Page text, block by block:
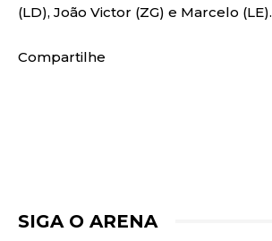
(LD), João Victor (ZG) e Marcelo (LE).
Compartilhe
SIGA O ARENA